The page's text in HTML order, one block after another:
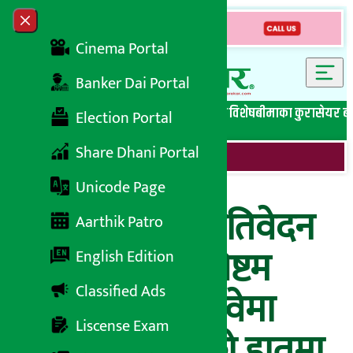
Skip to content
Close menu
Cinema Portal
Banker Dai Portal
Election Portal
Share Dhani Portal
Unicode Page
Aarthik Patro
English Edition
Classified Ads
Liscense Exam
सबै समाचारबेथिति मुर्दाबादबैंकिङ विशेष लघुवित्त विशेषबीमाका कुरासेयर
धितोपत्र बोर्डकै प्रतिवेदन
भन्छ- ‘नेप्सेको सिष्टम
रिस्कमा छ’, ‘हाथवेमा